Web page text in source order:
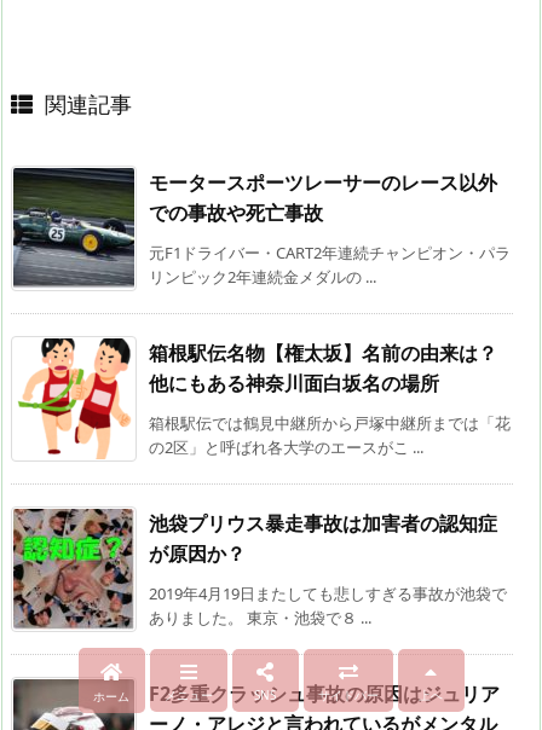
関連記事
モータースポーツレーサーのレース以外
での事故や死亡事故
元F1ドライバー・CART2年連続チャンピオン・パラ
リンピック2年連続金メダルの ...
箱根駅伝名物【権太坂】名前の由来は？
他にもある神奈川面白坂名の場所
箱根駅伝では鶴見中継所から戸塚中継所までは「花
の2区」と呼ばれ各大学のエースがこ ...
池袋プリウス暴走事故は加害者の認知症
が原因か？
2019年4月19日またしても悲しすぎる事故が池袋で
ありました。 東京・池袋で８ ...
F2多重クラッシュ事故の原因はジュリア
ーノ・アレジと言われているがメンタル
ホーム メニュー SNS サイドバー 上へ